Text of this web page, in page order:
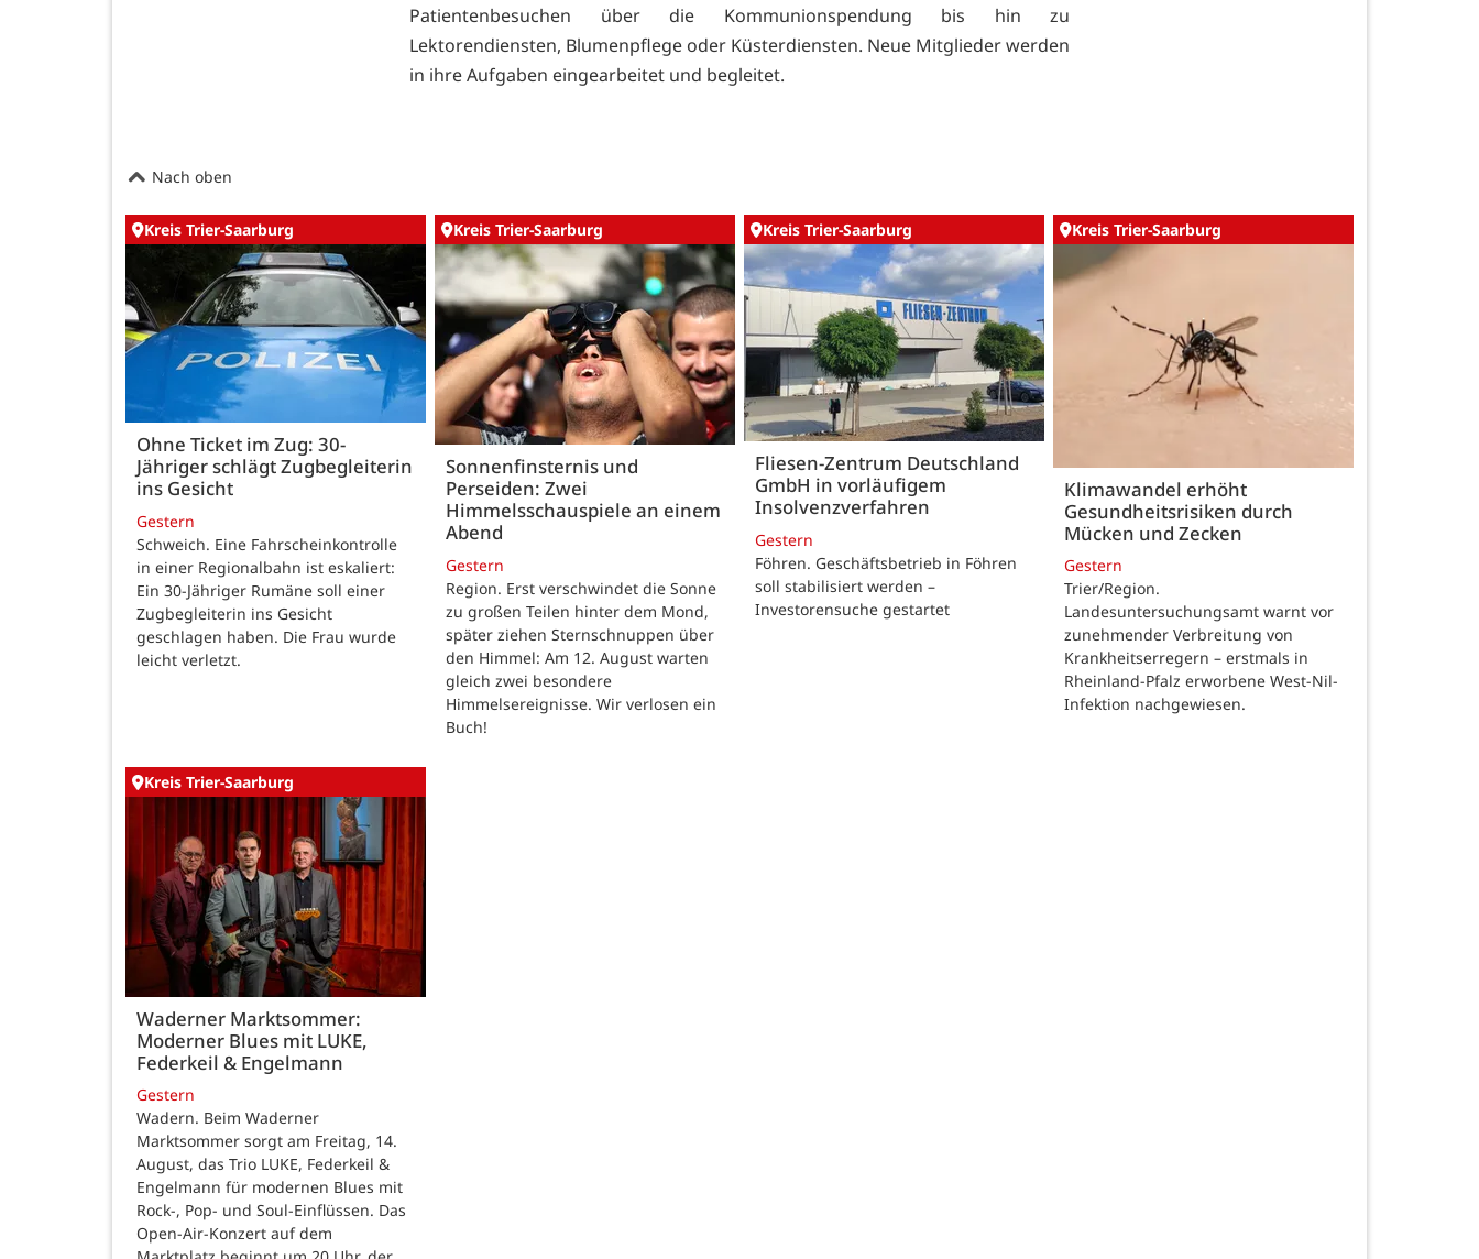
Patientenbesuchen über die Kommunionspendung bis hin zu
Lektorendiensten, Blumenpflege oder Küsterdiensten. Neue Mitglieder werden
in ihre Aufgaben eingearbeitet und begleitet.
Nach oben
Kreis Trier-Saarburg
Ohne Ticket im Zug: 30-
Jähriger schlägt Zugbegleiterin
ins Gesicht
Gestern
Schweich. Eine Fahrscheinkontrolle
in einer Regionalbahn ist eskaliert:
Ein 30-Jähriger Rumäne soll einer
Zugbegleiterin ins Gesicht
geschlagen haben. Die Frau wurde
leicht verletzt.
Kreis Trier-Saarburg
Sonnenfinsternis und
Perseiden: Zwei
Himmelsschauspiele an einem
Abend
Gestern
Region. Erst verschwindet die Sonne
zu großen Teilen hinter dem Mond,
später ziehen Sternschnuppen über
den Himmel: Am 12. August warten
gleich zwei besondere
Himmelsereignisse. Wir verlosen ein
Buch!
Kreis Trier-Saarburg
Fliesen-Zentrum Deutschland
GmbH in vorläufigem
Insolvenzverfahren
Gestern
Föhren. Geschäftsbetrieb in Föhren
soll stabilisiert werden –
Investorensuche gestartet
Kreis Trier-Saarburg
Klimawandel erhöht
Gesundheitsrisiken durch
Mücken und Zecken
Gestern
Trier/Region.
Landesuntersuchungsamt warnt vor
zunehmender Verbreitung von
Krankheitserregern – erstmals in
Rheinland-Pfalz erworbene West-Nil-
Infektion nachgewiesen.
Kreis Trier-Saarburg
Waderner Marktsommer:
Moderner Blues mit LUKE,
Federkeil & Engelmann
Gestern
Wadern. Beim Waderner
Marktsommer sorgt am Freitag, 14.
August, das Trio LUKE, Federkeil &
Engelmann für modernen Blues mit
Rock-, Pop- und Soul-Einflüssen. Das
Open-Air-Konzert auf dem